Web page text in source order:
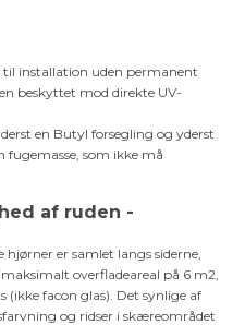
installation uden permanent
beskyttet mod direkte UV-
en Butyl forsegling og yderst
fugemasse, som ikke må
af ruden -
er samlet langs siderne,
overfladeareal på 6 m2,
facon glas). Det synlige af
og ridser i skæreområdet